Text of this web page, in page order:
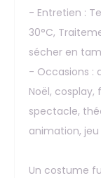
- Entretien :
30°C,
sécher en
- Occasions :
Noël,
spectacle,
animation,
Un costume